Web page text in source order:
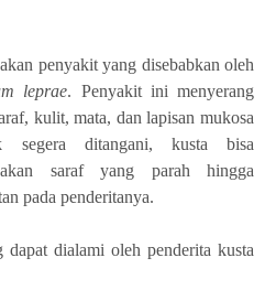
penyakit yang disebabkan oleh
leprae. Penyakit ini menyerang
kulit, mata, dan lapisan mukosa
ditangani, kusta bisa
saraf yang parah hingga
pada penderitanya.
dapat dialami oleh penderita kusta